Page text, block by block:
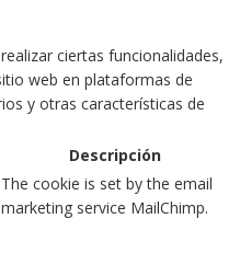
ciertas funcionalidades,
web en plataformas de
y otras características de
Descripción
The cookie is set by the email
marketing service MailChimp.